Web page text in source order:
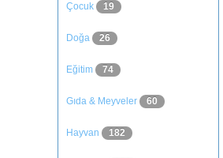
Çocuk 19
Doğa 26
Eğitim 74
Gıda & Meyveler 60
Hayvan 182